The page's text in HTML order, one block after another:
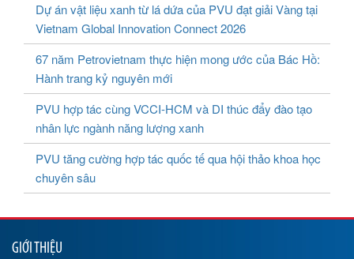
Dự án vật liệu xanh từ lá dứa của PVU đạt giải Vàng tại
Vietnam Global Innovation Connect 2026
67 năm Petrovietnam thực hiện mong ước của Bác Hồ:
Hành trang kỷ nguyên mới
PVU hợp tác cùng VCCI-HCM và DI thúc đẩy đào tạo
nhân lực ngành năng lượng xanh
PVU tăng cường hợp tác quốc tế qua hội thảo khoa học
chuyên sâu
GIỚI THIỆU